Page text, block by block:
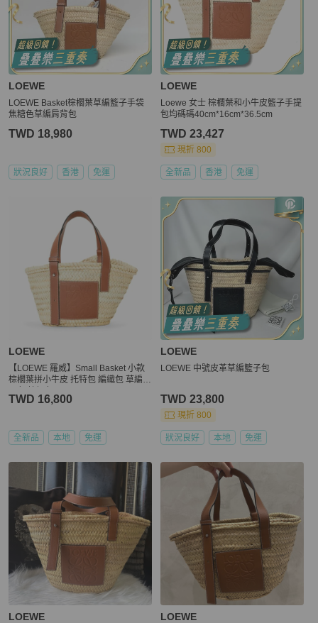
LOEWE
LOEWE Basket棕櫚葉草編籃子手袋
焦糖色草編肩背包
TWD 18,980
狀況良好 香港 免運
LOEWE
Loewe 女士 棕櫚葉和小牛皮籃子手提
包均碼碼40cm*16cm*36.5cm
TWD 23,427
現折 800
全新品 香港 免運
LOEWE
【LOEWE 羅威】Small Basket 小款
棕櫚葉拼小牛皮 托特包 編織包 草編包
TWD 16,800
全新品 本地 免運
LOEWE
LOEWE 中號皮革草編籃子包
TWD 23,800
現折 800
狀況良好 本地 免運
LOEWE LOEWE